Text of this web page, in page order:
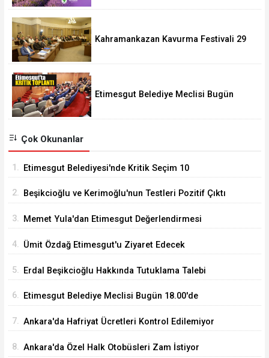
Kahramankazan Kavurma Festivali 29
Etimesgut Belediye Meclisi Bugün
Çok Okunanlar
1. Etimesgut Belediyesi'nde Kritik Seçim 10
2. Beşikcioğlu ve Kerimoğlu'nun Testleri Pozitif Çıktı
3. Memet Yula'dan Etimesgut Değerlendirmesi
4. Ümit Özdağ Etimesgut'u Ziyaret Edecek
5. Erdal Beşikcioğlu Hakkında Tutuklama Talebi
6. Etimesgut Belediye Meclisi Bugün 18.00'de
7. Ankara'da Hafriyat Ücretleri Kontrol Edilemiyor
8. Ankara'da Özel Halk Otobüsleri Zam İstiyor